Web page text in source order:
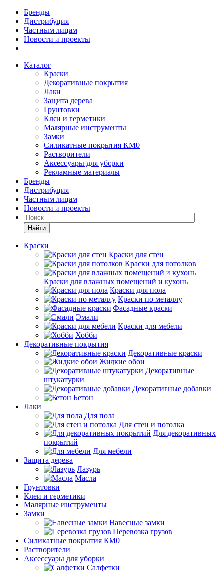
Бренды
Дистрибуция
Частным лицам
Новости и проекты
Каталог
Краски
Декоративные покрытия
Лаки
Защита дерева
Грунтовки
Клеи и герметики
Малярные инструменты
Замки
Силикатные покрытия КМ0
Растворители
Аксессуары для уборки
Рекламные материалы
Бренды
Дистрибуция
Частным лицам
Новости и проекты
Найти
Краски
Краски для стен
Краски для потолков
Краски для влажных помещений и кухонь
Краски для пола
Краски по металлу
Фасадные краски
Эмали
Краски для мебели
Хобби
Декоративные покрытия
Декоративные краски
Жидкие обои
Декоративные
штукатурки
Декоративные добавки
Бетон
Лаки
Для пола
Для стен и потолка
Для декоративных
покрытий
Для мебели
Защита дерева
Лазурь
Масла
Грунтовки
Клеи и герметики
Малярные инструменты
Замки
Навесные замки
Перевозка грузов
Силикатные покрытия КМ0
Растворители
Аксессуары для уборки
Салфетки